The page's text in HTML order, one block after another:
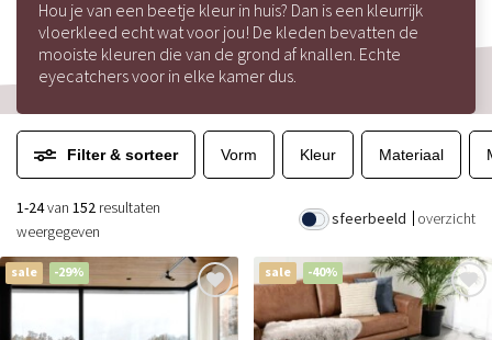
Hou je van een beetje kleur in huis? Dan is een kleurrijk
vloerkleed echt wat voor jou! De kleden bevatten de
mooiste kleuren die van de grond af knallen. Echte
eyecatchers voor in elke kamer dus.
Filter & sorteer Vorm Kleur Materiaal
sfeerbeeld overzicht
1-24van 152 resultaten
weergegeven
sale -29% sale -40%